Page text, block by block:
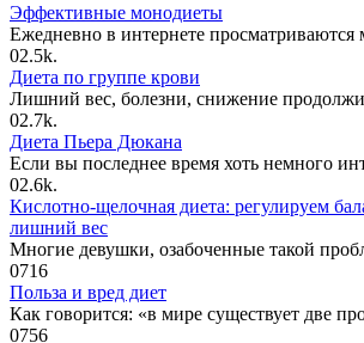
Эффективные монодиеты
Ежедневно в интернете просматриваются
02.5k.
Диета по группе крови
Лишний вес, болезни, снижение
02.7k.
Диета Пьера Дюкана
Если вы последнее время хоть немного
02.6k.
Кислотно-щелочная диета: регулируем
лишний вес
Многие девушки, озабоченные такой
0716
Польза и вред диет
Как говорится: «в мире существует две
0756